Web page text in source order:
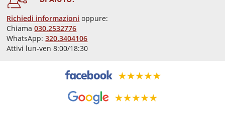
Richiedi informazioni oppure:
Chiama030.2532776
WhatsApp:320.3404106
Attivi lun-ven 8:00/18:30